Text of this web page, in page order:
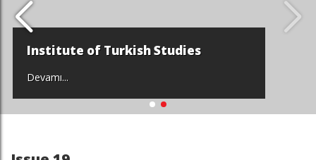
Institute of Turkish Studies
Devamı...